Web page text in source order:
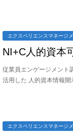
エクスペリエンスマネージ
NI+C人的資本
従業員エンゲージメント
活用した 人的資本情報
エクスペリエンスマネージ